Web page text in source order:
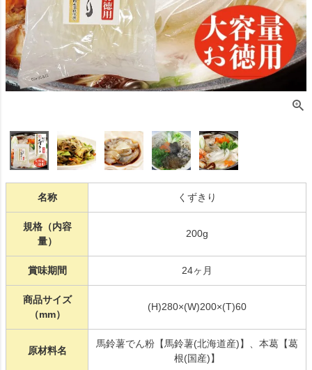
名称 くずきり
規格（内容
量）
200g
賞味期間 24ヶ月
商品サイズ
（mm）
(H)280×(W)200×(T)60
原材料名
馬鈴薯でん粉【馬鈴薯(北海道産)】、本葛【葛
根(国産)】